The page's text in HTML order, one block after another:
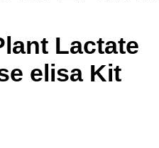
Lactate
elisa Kit